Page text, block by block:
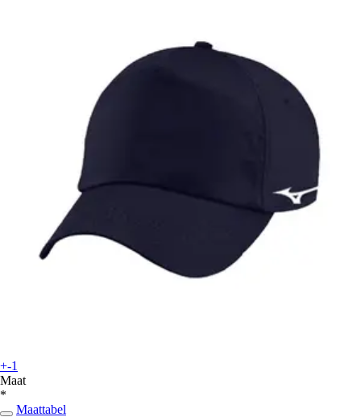
+-1
Maat
*
Maattabel